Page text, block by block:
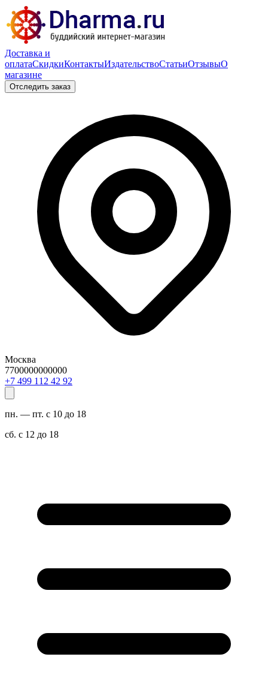
Доставка и
оплатаСкидкиКонтактыИздательствоСтатьиОтзывыО
магазине
Отследить заказ
Москва
7700000000000
29 24 211 994 7+
пн. — пт. с 10 до 18
сб. с 12 до 18